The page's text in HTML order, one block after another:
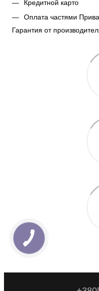
Кредитной карто
Оплата частями
Гарантия от